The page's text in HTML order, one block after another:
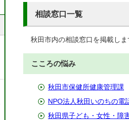
相談窓口一覧
秋田市内の相談窓口を掲載しま
こころの悩み
秋田市保健所健康管理課
NPO法人秋田いのちの電
秋田県子ども・女性・障